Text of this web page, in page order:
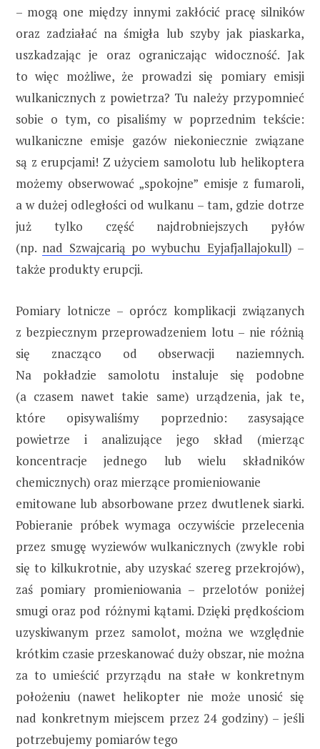
– mogą one między innymi zakłócić pracę silników
oraz zadziałać na śmigła lub szyby jak piaskarka,
uszkadzając je oraz ograniczając widoczność. Jak
to więc możliwe, że prowadzi się pomiary emisji
wulkanicznych z powietrza? Tu należy przypomnieć
sobie o tym, co pisaliśmy w poprzednim tekście:
wulkaniczne emisje gazów niekoniecznie związane
są z erupcjami! Z użyciem samolotu lub helikoptera
możemy obserwować „spokojne” emisje z fumaroli,
a w dużej odległości od wulkanu – tam, gdzie dotrze
już tylko część najdrobniejszych pyłów
(np. nad Szwajcarią po wybuchu Eyjafjallajokull) –
także produkty erupcji.
Pomiary lotnicze – oprócz komplikacji związanych
z bezpiecznym przeprowadzeniem lotu – nie różnią
się znacząco od obserwacji naziemnych.
Na pokładzie samolotu instaluje się podobne
(a czasem nawet takie same) urządzenia, jak te,
które opisywaliśmy poprzednio: zasysające
powietrze i analizujące jego skład (mierząc
koncentracje jednego lub wielu składników
chemicznych) oraz mierzące promieniowanie
emitowane lub absorbowane przez dwutlenek siarki.
Pobieranie próbek wymaga oczywiście przelecenia
przez smugę wyziewów wulkanicznych (zwykle robi
się to kilkukrotnie, aby uzyskać szereg przekrojów),
zaś pomiary promieniowania – przelotów poniżej
smugi oraz pod różnymi kątami. Dzięki prędkościom
uzyskiwanym przez samolot, można we względnie
krótkim czasie przeskanować duży obszar, nie można
za to umieścić przyrządu na stałe w konkretnym
położeniu (nawet helikopter nie może unosić się
nad konkretnym miejscem przez 24 godziny) – jeśli
potrzebujemy pomiarów tego